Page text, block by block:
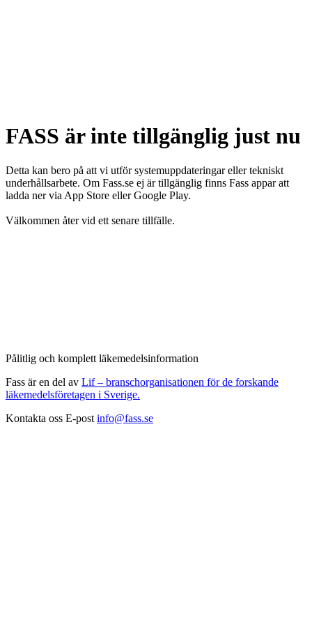
FASS är inte tillgänglig just nu
Detta kan bero på att vi utför systemuppdateringar eller tekniskt
underhållsarbete. Om Fass.se ej är tillgänglig finns Fass appar att
ladda ner via App Store eller Google Play.
Välkommen åter vid ett senare tillfälle.
Pålitlig och komplett läkemedelsinformation
Fass är en del av Lif – branschorganisationen för de forskande
läkemedelsföretagen i Sverige.
Kontakta oss E-post info@fass.se